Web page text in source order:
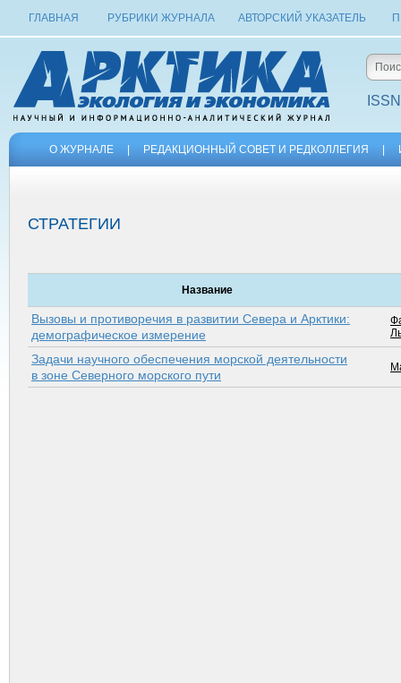
ГЛАВНАЯ РУБРИКИ ЖУРНАЛА АВТОРСКИЙ УКАЗАТЕЛЬ
О ЖУРНАЛЕ РЕДАКЦИОННЫЙ СОВЕТ И РЕДКОЛЛЕГИЯ
СТРАТЕГИИ
Название
Вызовы и противоречия в развитии Севера и Арктики:
демографическое измерение
Задачи научного обеспечения морской деятельности
в зоне Северного морского пути